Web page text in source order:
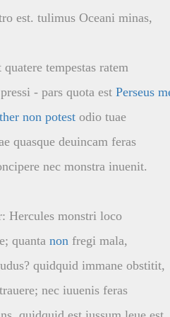
est. tulimus Oceani minas,
tempestas ratem
- pars quota est Perseus
non potest odio tuae
quasque deuincam feras
nec monstra inuenit.
Hercules monstri loco
quanta non fregi mala,
quidquid immane obstitit,
nec iuuenis feras